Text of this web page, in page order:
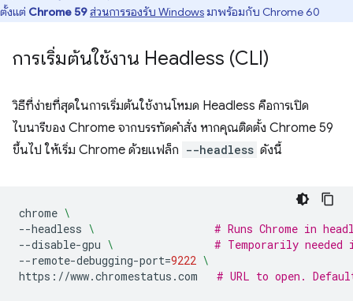
ตั้งแต่ Chrome 59ส่วนการรองรับ Windowsมาพร้อมกับ Chrome 60
การเริ่มต้นใช้งาน Headless (CLI)
วิธีที่ง่ายที่สุดในการเริ่มต้นใช้งานโหมด Headless คือการเปิด
ไบนารีของ Chrome จากบรรทัดคำสั่ง หากคุณติดตั้ง Chrome 59
ขึ้นไป ให้เริ่ม Chrome ด้วยแฟล็ก --headless ดังนี้
chrome \
--headless \
# Runs Chrome in
--disable-gpu \
# Temporarily needed
--remote-debugging-port=9222 \
https://www.chromestatus.com
# URL to open.